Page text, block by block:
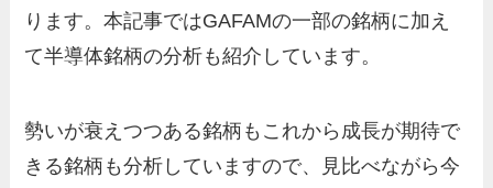
ります。本記事ではGAFAMの一部の銘柄に加え
て半導体銘柄の分析も紹介しています。
勢いが衰えつつある銘柄もこれから成長が期待で
きる銘柄も分析していますので、見比べながら今